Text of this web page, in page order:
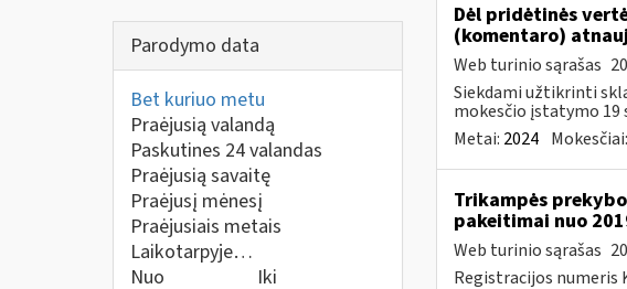
Parodymo data
Bet kuriuo metu
Praėjusią valandą
Paskutines 24 valandas
Praėjusią savaitę
Praėjusį mėnesį
Praėjusiais metais
Laikotarpyje…
Nuo
Iki
Dėl pridėtinės
(komentaro)
Web turinio sąrašas
Siekdami užtikrinti
mokesčio įstatymo 19
Metai: 2024 Mokesčiai:
Trikampės
pakeitimai nuo
Web turinio sąrašas
Registracijos numeris